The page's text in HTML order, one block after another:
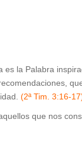
es la Palabra
(2ª Tim. 3:16-
que nos